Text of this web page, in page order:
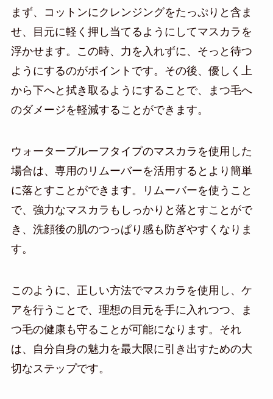
まず、コットンにクレンジングをたっぷりと含ま
せ、目元に軽く押し当てるようにしてマスカラを
浮かせます。この時、力を入れずに、そっと待つ
ようにするのがポイントです。その後、優しく上
から下へと拭き取るようにすることで、まつ毛へ
のダメージを軽減することができます。
ウォータープルーフタイプのマスカラを使用した
場合は、専用のリムーバーを活用するとより簡単
に落とすことができます。リムーバーを使うこと
で、強力なマスカラもしっかりと落とすことがで
き、洗顔後の肌のつっぱり感も防ぎやすくなりま
す。
このように、正しい方法でマスカラを使用し、ケ
アを行うことで、理想の目元を手に入れつつ、ま
つ毛の健康も守ることが可能になります。それ
は、自分自身の魅力を最大限に引き出すための大
切なステップです。